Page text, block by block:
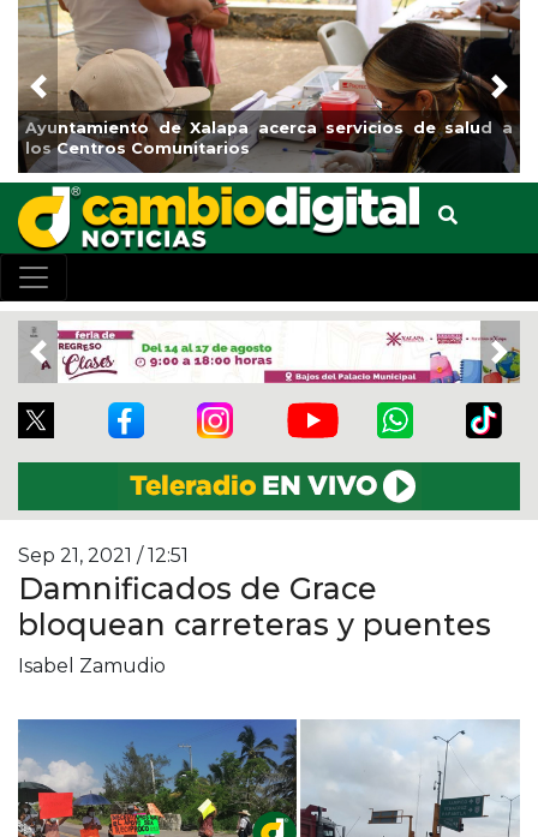
a
Municipio arrancará primera etapa de rehabilitación
el boulevard 5 de febrero
Previous
Previous
Sep 21, 2021 / 12:51
Damnificados de Grace
bloquean carreteras y puentes
Isabel Zamudio